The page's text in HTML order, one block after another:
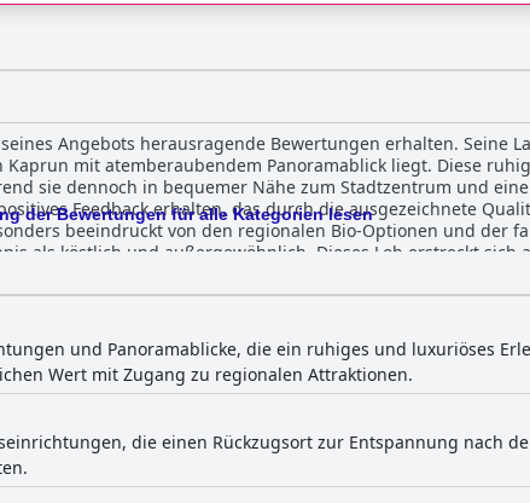
Angebots herausragende Bewertungen erhalten. Seine
mit atemberaubendem Panoramablick liegt. Diese
sie dennoch in bequemer Nähe zum Stadtzentrum und
beeindruckt von den regionalen Bio-Optionen und der
als köstlich und außergewöhnlich. Dieses Lob erstreckt sich
Qualität und
hervor. Viele empfinden die Unterkünfte als
und ihr zeitgemäßes Interieur hoch gelobt werden. Die
Gäste bei. Das Personal des Bergdorf Hotel Zaglgut
Besucher beschreiben das Team als freundlich, professionell
des Hotels beiträgt. Die zuvorkommende Art der Mitarbeiter
Die Spa-Einrichtungen des Hotels wurden für
gelobt. Besonders der Wellnessbereich und die Sauna
und Erholung geeignet ist. Dieser umfassende Fokus auf
Hotel Zaglgut zu einem außergewöhnlichen Ziel für einen
der Bewertungen für alle Kategorien lesen
und Panoramablicke, die ein ruhiges und luxuriöses
Wert mit Zugang zu regionalen Attraktionen.
die einen Rückzugsort zur Entspannung nach